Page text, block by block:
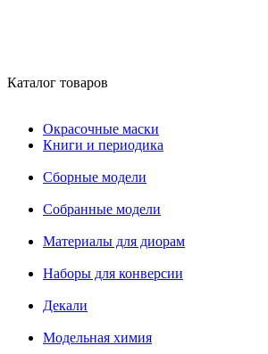
Каталог товаров
Окрасочные маски
Книги и периодика
Сборные модели
Собранные модели
Материалы для диорам
Наборы для конверсии
Декали
Модельная химия